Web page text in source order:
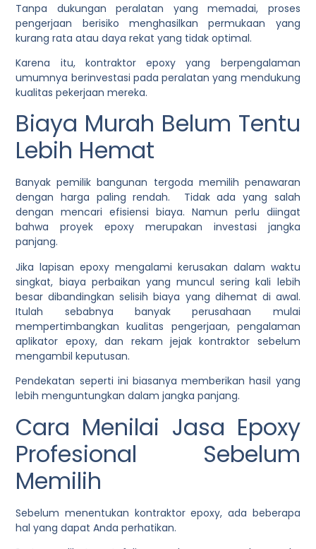
Tanpa dukungan peralatan yang memadai, proses
pengerjaan berisiko menghasilkan permukaan yang
kurang rata atau daya rekat yang tidak optimal.
Karena itu, kontraktor epoxy yang berpengalaman
umumnya berinvestasi pada peralatan yang mendukung
kualitas pekerjaan mereka.
Biaya Murah Belum Tentu
Lebih Hemat
Banyak pemilik bangunan tergoda memilih penawaran
dengan harga paling rendah. Tidak ada yang salah
dengan mencari efisiensi biaya. Namun perlu diingat
bahwa proyek epoxy merupakan investasi jangka
panjang.
Jika lapisan epoxy mengalami kerusakan dalam waktu
singkat, biaya perbaikan yang muncul sering kali lebih
besar dibandingkan selisih biaya yang dihemat di awal.
Itulah sebabnya banyak perusahaan mulai
mempertimbangkan kualitas pengerjaan, pengalaman
aplikator epoxy, dan rekam jejak kontraktor sebelum
mengambil keputusan.
Pendekatan seperti ini biasanya memberikan hasil yang
lebih menguntungkan dalam jangka panjang.
Cara Menilai Jasa Epoxy
Profesional Sebelum
Memilih
Sebelum menentukan kontraktor epoxy, ada beberapa
hal yang dapat Anda perhatikan.